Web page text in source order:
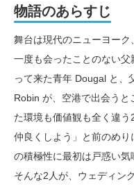
物語のあらすじ
舞台は現代のニューヨーク
一度も会ったことのない
って来た青年 Dougal と、
Robin が、空港で出会うと
た環境も価値観も全く違
仲良くしよう」と前のめ
の積極性に最初は戸惑い気
そんな2人が、ウェディン